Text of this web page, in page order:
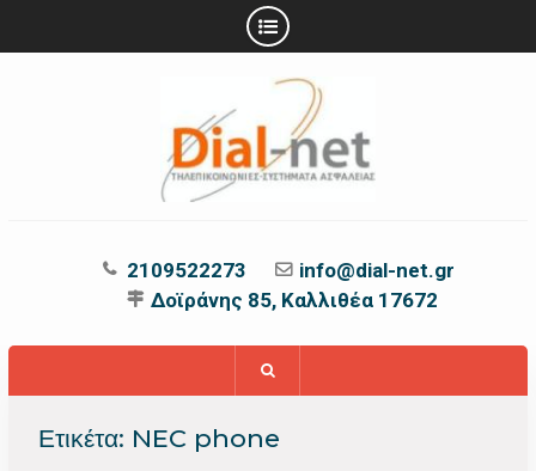
2109522273
info@dial-net.gr
Δοϊράνης 85, Καλλιθέα 17672
Ετικέτα: NEC phone